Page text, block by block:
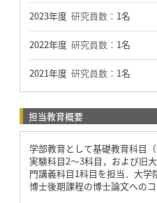
2023年度 研究員数： 1名
2022年度 研究員数： 1名
2021年度 研究員数： 1名
担当教育概要
学部教育として基礎教育科目
実験科目2～3科目，および旧
門講義科目1科目を担当．大
博士後期課程の博士論文への